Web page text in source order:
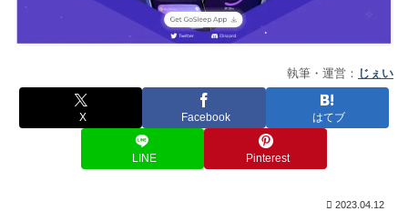
執筆・運営： じぇい
X Facebook はてブ
LINE Pinterest
2023.04.12